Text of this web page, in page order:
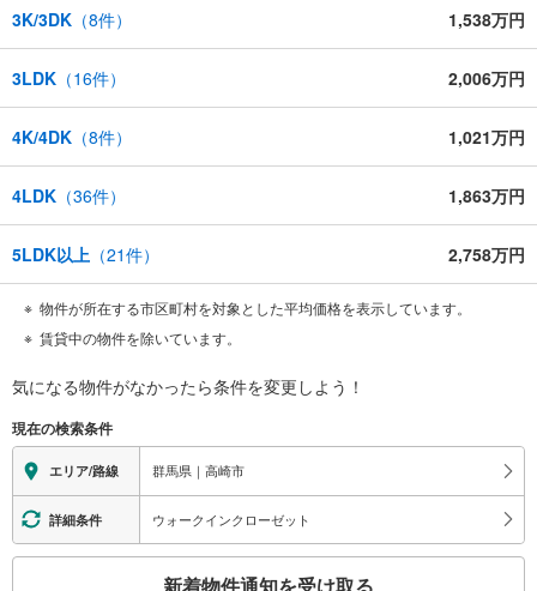
3K/3DK （8件） 1,538万円
3LDK （16件） 2,006万円
4K/4DK （8件） 1,021万円
4LDK （36件） 1,863万円
5LDK以上 （21件） 2,758万円
物件が所在する市区町村を対象とした平均価格を表示しています。
賃貸中の物件を除いています。
気になる物件がなかったら条件を変更しよう！
現在の検索条件
エリア/路線 群馬県｜高崎市
詳細条件 ウォークインクローゼット